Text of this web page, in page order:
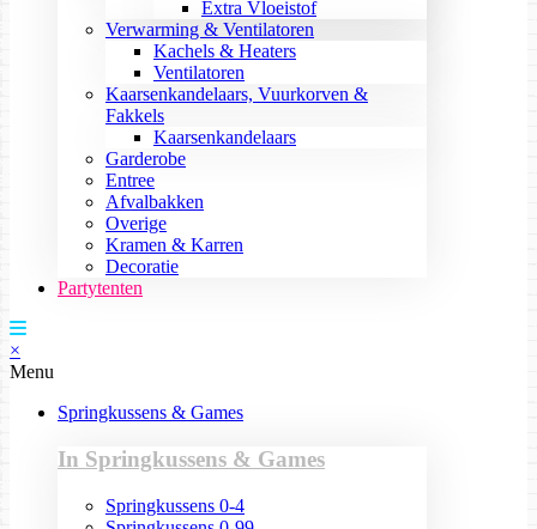
Extra Vloeistof
Verwarming & Ventilatoren
Kachels & Heaters
Ventilatoren
Kaarsenkandelaars, Vuurkorven &
Fakkels
Kaarsenkandelaars
Garderobe
Entree
Afvalbakken
Overige
Kramen & Karren
Decoratie
Partytenten
×
Menu
Springkussens & Games
In Springkussens & Games
Springkussens 0-4